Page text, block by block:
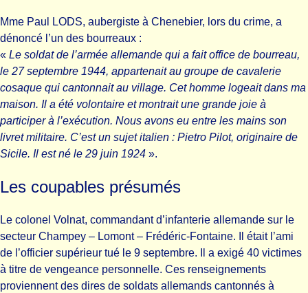
Mme Paul LODS, aubergiste à Chenebier, lors du crime, a
dénoncé l’un des bourreaux :
« Le soldat de l’armée allemande qui a fait office de bourreau,
le 27 septembre 1944, appartenait au groupe de cavalerie
cosaque qui cantonnait au village. Cet homme logeait dans ma
maison. Il a été volontaire et montrait une grande joie à
participer à l’exécution. Nous avons eu entre les mains son
livret militaire. C’est un sujet italien : Pietro Pilot, originaire de
Sicile. Il est né le 29 juin 1924 ».
Les coupables présumés
Le colonel Volnat, commandant d’infanterie allemande sur le
secteur Champey – Lomont – Frédéric-Fontaine. Il était l’ami
de l’officier supérieur tué le 9 septembre. Il a exigé 40 victimes
à titre de vengeance personnelle. Ces renseignements
proviennent des dires de soldats allemands cantonnés à